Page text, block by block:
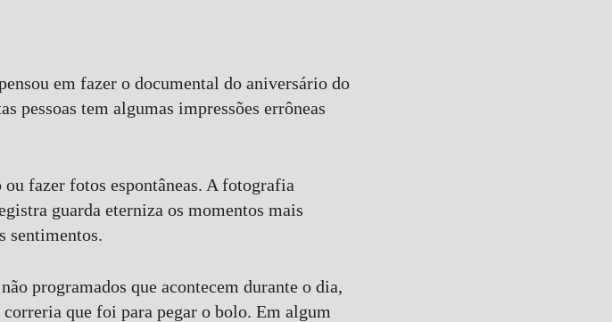
em fazer o documental do aniversário do
pessoas tem algumas impressões errôneas
fazer fotos espontâneas. A fotografia
guarda eterniza os momentos mais
sentimentos.
programados que acontecem durante o dia,
que foi para pegar o bolo. Em algum